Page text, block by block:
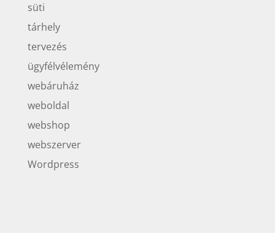
süti
tárhely
tervezés
ügyfélvélemény
webáruház
weboldal
webshop
webszerver
Wordpress